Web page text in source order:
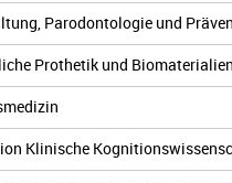
Parodontologie und
Prothetik und
Klinische